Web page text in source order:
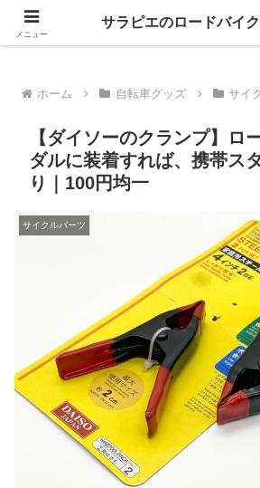
GIANT乗りが自転車パーツのレビューとロング
ホーム 自転車グッズ サイ
【ダイソーのクランプ】ロ
ダルに装着すれば、携帯ス
り｜100円均一
サイクルパーツ
メニュー
サラピエのロードバイ